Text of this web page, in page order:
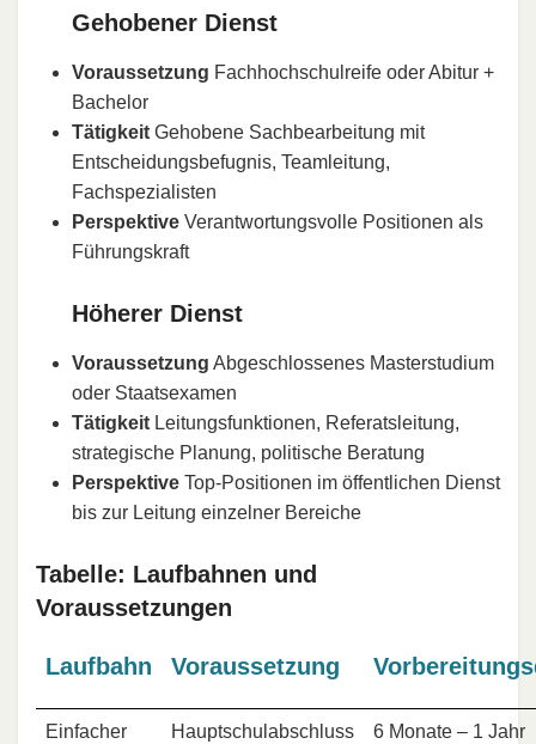
Gehobener Dienst
Voraussetzung Fachhochschulreife oder Abitur +
Bachelor
Tätigkeit Gehobene Sachbearbeitung mit
Entscheidungsbefugnis, Teamleitung,
Fachspezialisten
Perspektive Verantwortungsvolle Positionen als
Führungskraft
Höherer Dienst
Voraussetzung Abgeschlossenes Masterstudium
oder Staatsexamen
Tätigkeit Leitungsfunktionen, Referatsleitung,
strategische Planung, politische Beratung
Perspektive Top-Positionen im öffentlichen Dienst
bis zur Leitung einzelner Bereiche
Tabelle: Laufbahnen und
Voraussetzungen
Laufbahn Voraussetzung
Einfacher
Hauptschulabschluss 6 Monate – 1 Jahr